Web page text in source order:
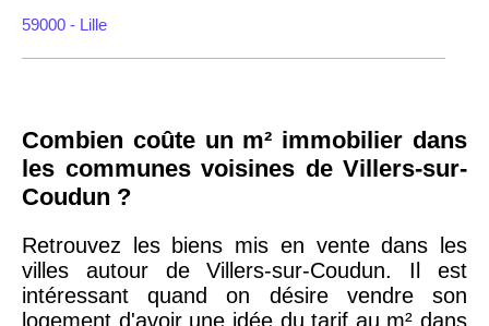
59000 - Lille
75018 -
arrondissement
75020 -
Paris
20ème
9 623 € 11 141 €
Combien coûte un m² immobilier dans
les communes voisines de Villers-sur-
Coudun ?
Retrouvez les biens mis en vente dans les
villes autour de Villers-sur-Coudun. Il est
intéressant quand on désire vendre son
logement d'avoir une idée du tarif au m² dans